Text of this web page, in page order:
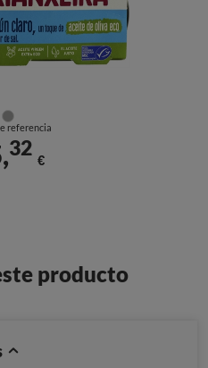
referencia
32
€
producto